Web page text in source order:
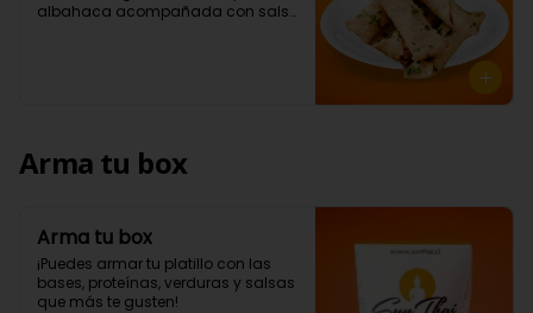
albahaca acompañada con salsa
Arma tu box
Arma tu box
¡Puedes armar tu platillo con las
bases, proteínas, verduras y salsas
que más te gusten!